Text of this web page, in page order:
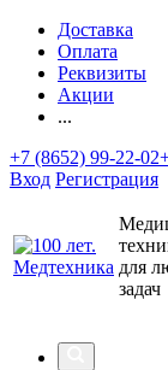
Доставка
Оплата
Реквизиты
Акции
...
+7 (8652) 99-22-02
Вход Регистрация
для
задач